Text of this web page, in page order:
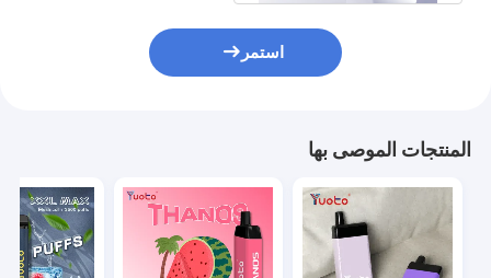
استمر
المنتجات الموصى بها